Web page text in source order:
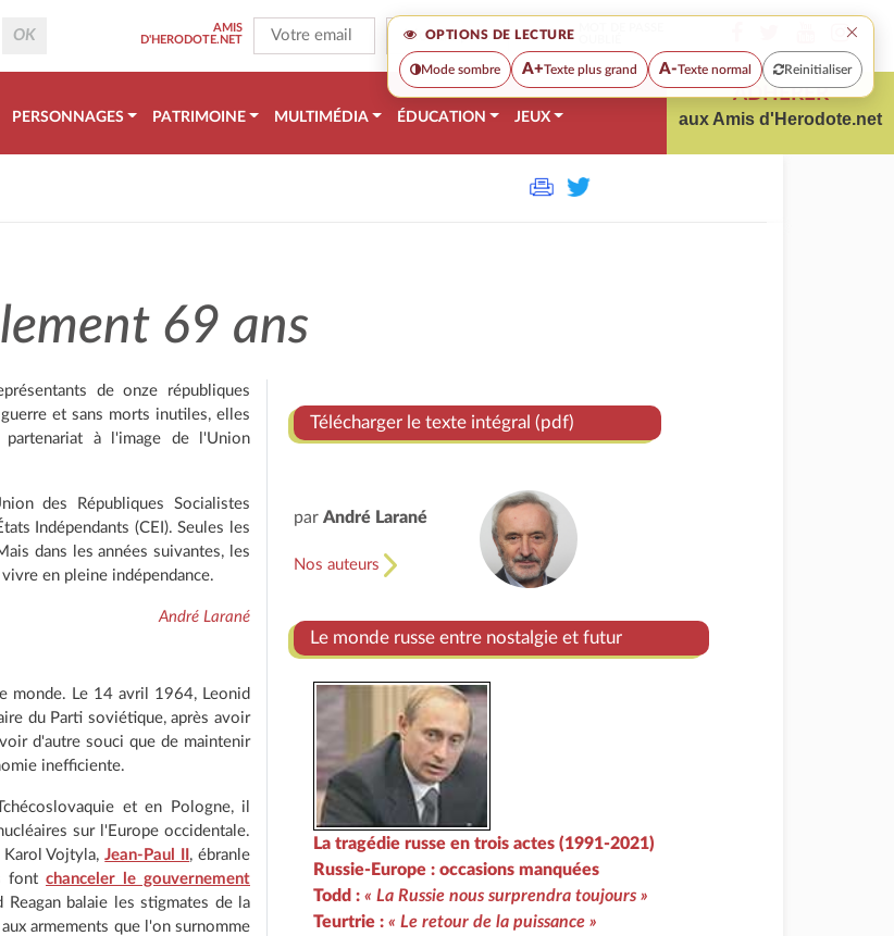
OPTIONS DE LECTURE ×
Mode sombre A+Texte plus grand A-Texte normal Reinitialiser
AMIS
D'HERODOTE.NET
PERSONNAGES PATRIMOINE MULTIMÉDIA ÉDUCATION JEUX
ADHÉRER
aux Amis d'Herodote.net
69 ans
de onze républiques
et sans morts inutiles, elles
à l'image de l'Union
des Républiques Socialistes
Indépendants (CEI). Seules les
dans les années suivantes, les
en pleine indépendance.
André Larané
monde. Le 14 avril 1964, Leonid
du Parti soviétique, après avoir
d'autre souci que de maintenir
inefficiente.
et en Pologne, il
sur l'Europe occidentale.
Karol Vojtyla,Jean-Paul II , ébranle
font chanceler le gouvernement
balaie les stigmates de la
armements que l'on surnomme
Télécharger le texte intégral (pdf)
par André Larané
Nos auteurs
Le monde russe entre nostalgie et futur
La tragédie russe en trois actes (1991-2021)
Russie-Europe : occasions manquées
Todd : « La Russie nous surprendra toujours »
Teurtrie : « Le retour de la puissance »